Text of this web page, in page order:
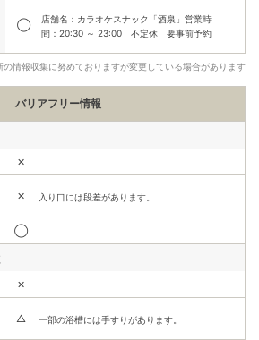
◯
店舗名：カラオケスナック「酒泉」営業時
間：20:30 ～ 23:00 不定休 要事前予約
の情報収集に努めておりますが変更している場合があります
バリアフリー情報
✕
✕ 入り口には段差があります。
◯
✕
△ 一部の浴槽には手すりがあります。